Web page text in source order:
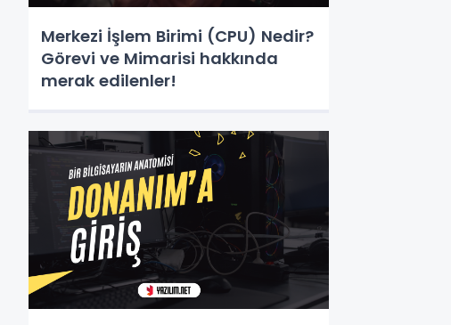
Merkezi İşlem Birimi (CPU) Nedir?
Görevi ve Mimarisi hakkında
merak edilenler!